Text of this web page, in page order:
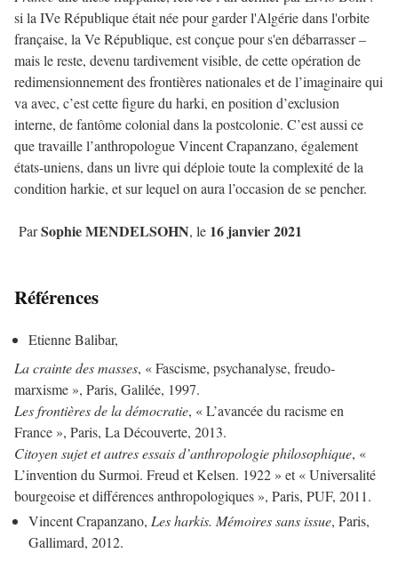
si la IVe République était née pour garder l'Algérie dans l'orbite
française, la Ve République, est conçue pour s'en débarrasser –
mais le reste, devenu tardivement visible, de cette opération de
redimensionnement des frontières nationales et de l’imaginaire qui
va avec, c’est cette figure du harki, en position d’exclusion
interne, de fantôme colonial dans la postcolonie. C’est aussi ce
que travaille l’anthropologue Vincent Crapanzano, également
états-uniens, dans un livre qui déploie toute la complexité de la
condition harkie, et sur lequel on aura l’occasion de se pencher.
ParSophie MENDELSOHN, le 16 janvier 2021
Références
Etienne Balibar,
La crainte des masses, « Fascisme, psychanalyse, freudo-
marxisme », Paris, Galilée, 1997.
Les frontières de la démocratie, « L’avancée du racisme en
France », Paris, La Découverte, 2013.
Citoyen sujet et autres essais d’anthropologie philosophique, «
L’invention du Surmoi. Freud et Kelsen. 1922 » et « Universalité
bourgeoise et différences anthropologiques », Paris, PUF, 2011.
Vincent Crapanzano, Les harkis. Mémoires sans issue, Paris,
Gallimard, 2012.